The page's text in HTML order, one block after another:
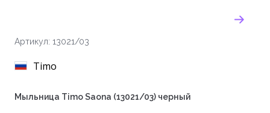
Артикул: 13021/03
Timo
Мыльница Timo Saona (13021/03) черный